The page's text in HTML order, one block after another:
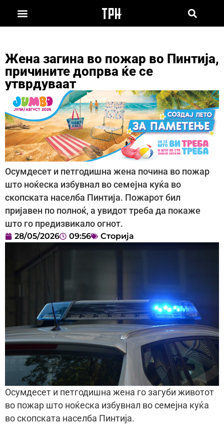
Жена загина во пожар во Пинтија,
причините допрва ќе се
утврдуваат
Осумдесет и петгодишна жена почина во пожар
што ноќеска избувнал во семејна куќа во
скопската населба Пинтија. Пожарот бил
пријавен по полноќ, а увидот треба да покаже
што го предизвикало огнот.
28/05/2026 09:56 Сторија
Осумдесет и петгодишна жена го загуби животот
во пожар што ноќеска избувнал во семејна куќа
во скопската населба Пинтија.